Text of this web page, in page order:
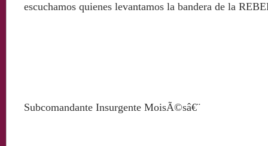
escuchamos quienes levantamos la bandera de la
Subcomandante Insurgente MoisÃ©sâ€¨